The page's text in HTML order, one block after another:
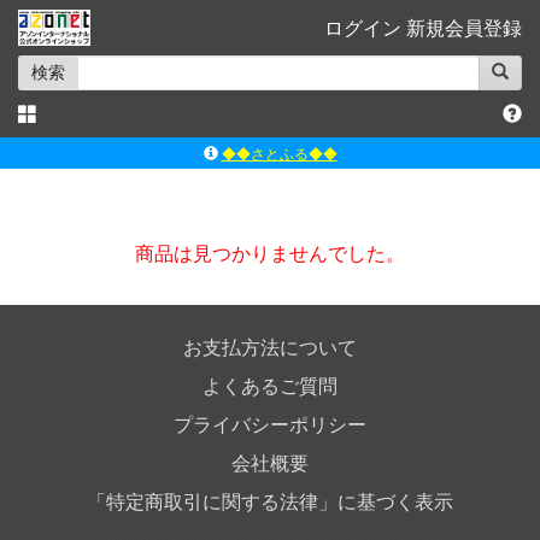
ログイン 新規会員登録
検索
◆◆さとふる◆◆
ｱｿﾞﾝｵﾝﾗｲﾝｼｮｯﾌﾟX
商品は見つかりませんでした。
お支払方法について
よくあるご質問
プライバシーポリシー
会社概要
「特定商取引に関する法律」に基づく表示